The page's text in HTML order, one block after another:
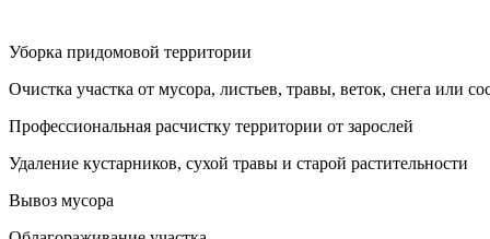
Уборка придомовой территории
Очистка участка от мусора, листьев, травы, веток, снега или
Профессиональная расчистку территории от зарослей
Удаление кустарников, сухой травы и старой растительности
Вывоз мусора